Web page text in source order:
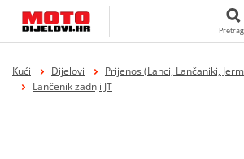
Kući Dijelovi Prijenos (Lanci, Lančaniki,
Lančenik zadnji JT